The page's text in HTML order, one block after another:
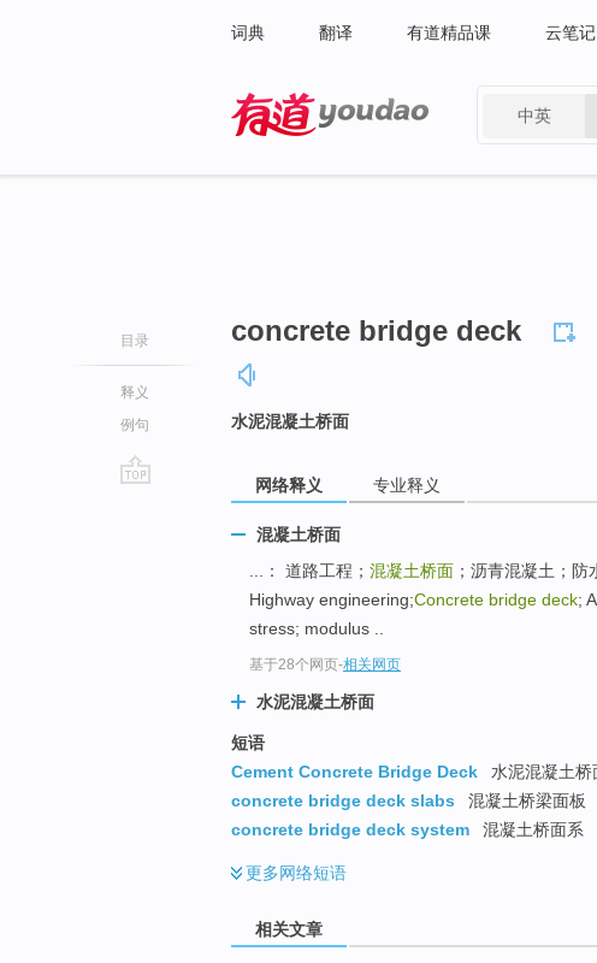
词典 翻译 有道精品课 云笔记
中英
目录
释义
例句
concrete bridge deck
水泥混凝土桥面
网络释义 专业释义
混凝土桥面
...： 道路工程； 混凝土桥面 ；沥青混凝土；
Highway engineering;Concrete bridge deck;
stress; modulus ..
基于28个网页-相关网页
水泥混凝土桥面
短语
Cement Concrete Bridge Deck
水泥混凝土桥
concrete bridge deck slabs
混凝土桥梁面板
concrete bridge deck system
混凝土桥面系
更多网络短语
相关文章